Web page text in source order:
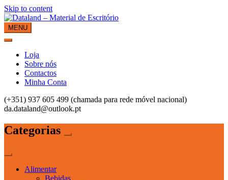
Skip to content
Dataland – Material de Escritório
Material de Escritório
MENU
Loja
Sobre nós
Contactos
Minha Conta
(+351) 937 605 499 (chamada para rede móvel nacional)
da.dataland@outlook.pt
Categorias
Alimentar
Bebidas